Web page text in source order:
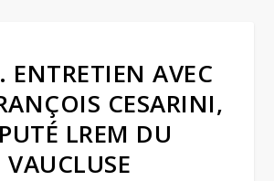
ENTRETIEN AVEC
CESARINI,
LREM DU
VAUCLUSE